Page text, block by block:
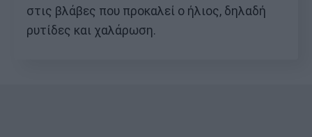
στις βλάβες που προκαλεί ο ήλιος, δηλαδή
ρυτίδες και χαλάρωση.